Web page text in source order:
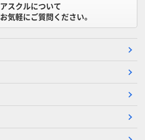
アスクルについて
お気軽にご質問ください。